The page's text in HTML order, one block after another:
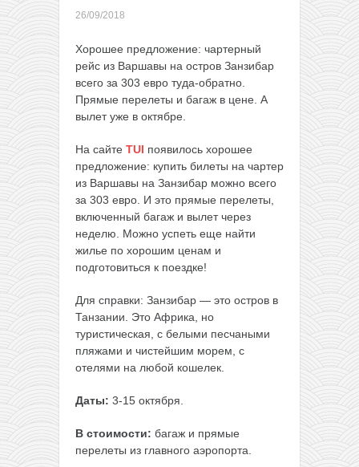
26/09/2018
Хорошее предложение: чартерный
рейс из Варшавы на остров Занзибар
всего за 303 евро туда-обратно.
Прямые перелеты и багаж в цене. А
вылет уже в октябре.
На сайте TUI появилось хорошее
предложение: купить билеты на чартер
из Варшавы на Занзибар можно всего
за 303 евро. И это прямые перелеты,
включенный багаж и вылет через
неделю. Можно успеть еще найти
жилье по хорошим ценам и
подготовиться к поездке!
Для справки: Занзибар — это остров в
Танзании. Это Африка, но
туристическая, с белыми песчаными
пляжами и чистейшим морем, с
отелями на любой кошелек.
Даты: 3-15 октября.
В стоимости: багаж и прямые
перелеты из главного аэропорта.